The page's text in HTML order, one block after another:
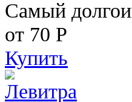
Самый
от 70 Р
Купить